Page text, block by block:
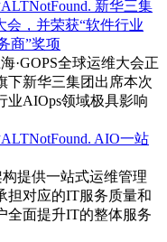
新华三集
会，并荣获“软件行业
商”奖项
·GOPS全球运维大会正
下新华三集团出席本次
业AIOps领域极具影响
AIO一站
提供一站式运维管理
担对应的IT服务质量和
全面提升IT的整体服务